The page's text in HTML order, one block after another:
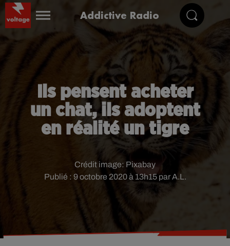
Addictive Radio
Ils pensent acheter
un chat, ils adoptent
en réalité un tigre
Publié : 9 octobre 2020 à 13h15 par A.L.
Crédit image: Pixabay